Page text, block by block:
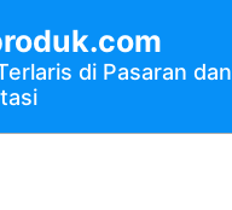
di Pasaran dan